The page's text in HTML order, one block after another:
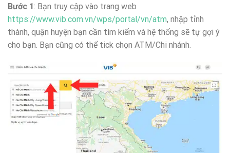
Bước 1: Bạn truy cập vào trang web
https://www.vib.com.vn/wps/portal/vn/atm, nhập tỉnh
thành, quận huyện bạn cần tìm kiếm và hệ thống sẽ tự gợi ý
cho bạn. Bạn cũng có thể tick chọn ATM/Chi nhánh.